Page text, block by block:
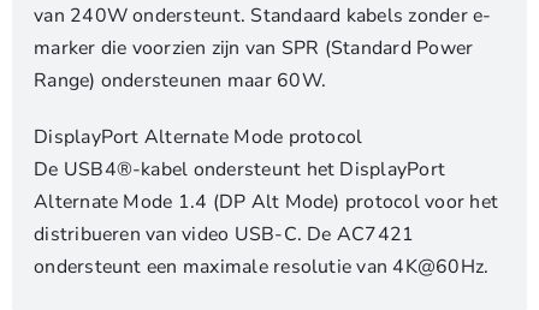
van 240W ondersteunt. Standaard kabels zonder e-
marker die voorzien zijn van SPR (Standard Power
Range) ondersteunen maar 60W.
DisplayPort Alternate Mode protocol
De USB4®-kabel ondersteunt het DisplayPort
Alternate Mode 1.4 (DP Alt Mode) protocol voor het
distribueren van video USB-C. De AC7421
ondersteunt een maximale resolutie van 4K@60Hz.